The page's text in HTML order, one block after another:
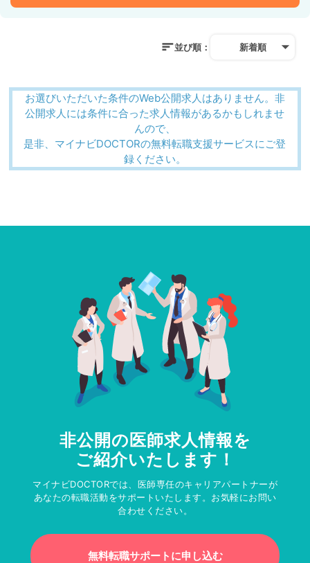
並び順： 新着順
お選びいただいた条件のWeb公開求人はありません。非
公開求人には条件に合った求人情報があるかもしれませ
んので、
是非、マイナビDOCTORの無料転職支援サービスにご登
録ください。
非公開の医師求人情報を
ご紹介いたします！
マイナビDOCTORでは、医師専任のキャリアパートナーが
あなたの転職活動をサポートいたします。お気軽にお問い
合わせください。
無料転職サポートに申し込む